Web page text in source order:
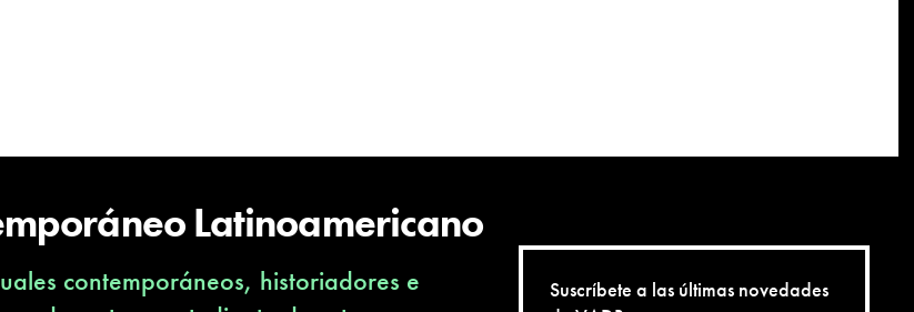
Latinoamericano
contemporáneos, historiadores e
Suscríbete a las últimas novedades